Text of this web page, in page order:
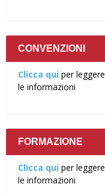
CONVENZIONI
Clicca qui per leggere
le informazioni
FORMAZIONE
Clicca qui per leggere
le informazioni